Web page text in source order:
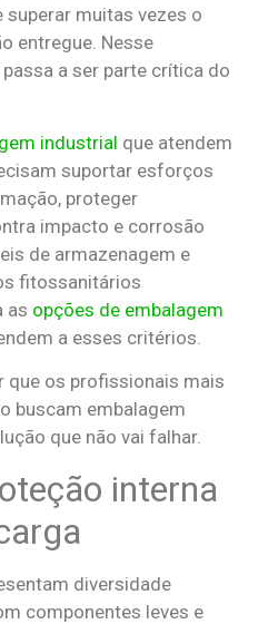
superar muitas vezes o
entregue. Nesse
a ser parte crítica do
industrial que atendem
suportar esforços
proteger
impacto e corrosão
de armazenagem e
fitossanitários
as opções de embalagem
a esses critérios.
que os profissionais mais
buscam embalagem
que não vai falhar.
interna
diversidade
componentes leves e